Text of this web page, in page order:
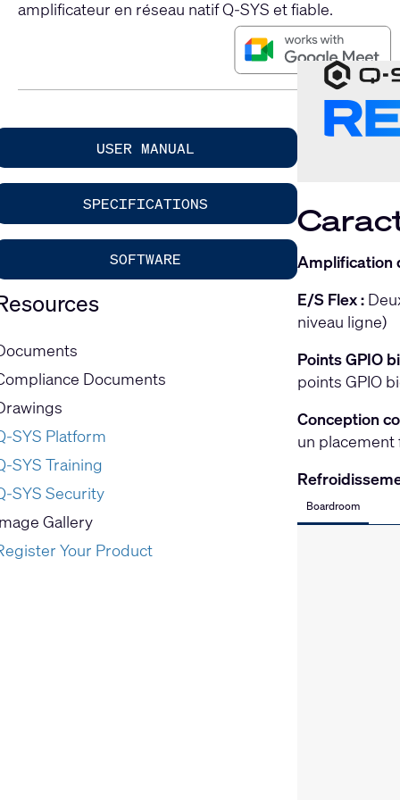
amplificateur en réseau natif Q-SYS et fiable.
USER MANUAL
SPECIFICATIONS
SOFTWARE
Documents
SYS Platform
SYS Training
SYS Security
Gallery
Your Product
Amplification
E/S Flex :
niveau ligne)
Points GPIO
points GPIO
Conception
un placement
Boardroom